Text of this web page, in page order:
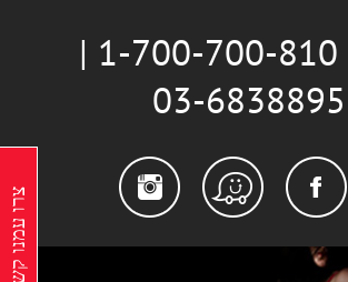
חייגו: 1-700-700-810 |
03-6838895
Facebook
Waze
צרו עמנו קשר